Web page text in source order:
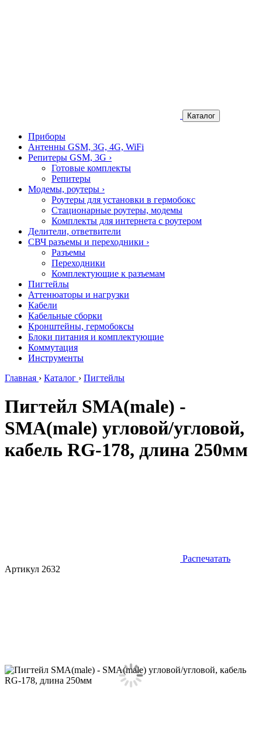
Каталог
Приборы
Антенны GSM, 3G, 4G, WiFi
Репитеры GSM, 3G ›
Готовые комплекты
Репитеры
Модемы, роутеры ›
Роутеры для установки в гермобокс
Стационарные роутеры, модемы
Комплекты для интернета с роутером
Делители, ответвители
СВЧ разъемы и переходники ›
Разъемы
Переходники
Комплектующие к разъемам
Пигтейлы
Аттенюаторы и нагрузки
Кабели
Кабельные сборки
Кронштейны, гермобоксы
Блоки питания и комплектующие
Коммутация
Инструменты
Главная › Каталог › Пигтейлы
Пигтейл SMA(male) -
SMA(male) угловой/угловой,
кабель RG-178, длина 250мм
Распечатать
Артикул 2632